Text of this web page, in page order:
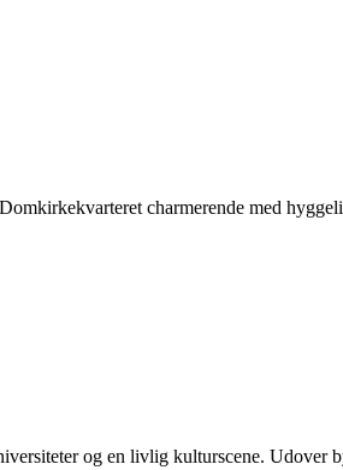
charmerende med
og en livlig kulturscene. Udover